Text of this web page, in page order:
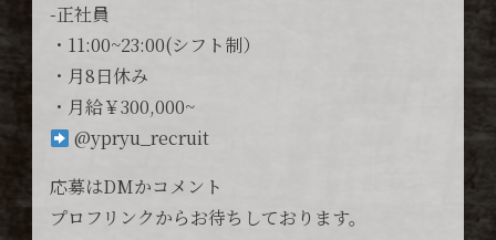
-正社員
・11:00~23:00(シフト制）
・月8日休み
・月給￥300,000~
@ypryu_recruit
応募はDMかコメント
プロフリンクからお待ちしております。